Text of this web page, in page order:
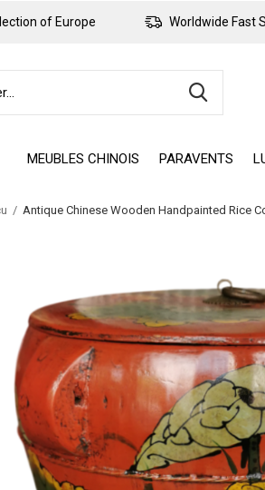
MEUBLES CHINOIS PARAVENTS
of Europe Worldwide Fast
Antique Chinese Wooden Handpainted Rice